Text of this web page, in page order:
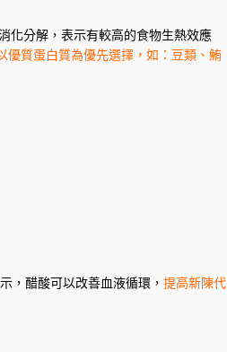
化分解，表示有較高的食物生熱效應
優質蛋白質為優先選擇，如：豆類、鮪
，醋酸可以改善血液循環， 提高新陳代